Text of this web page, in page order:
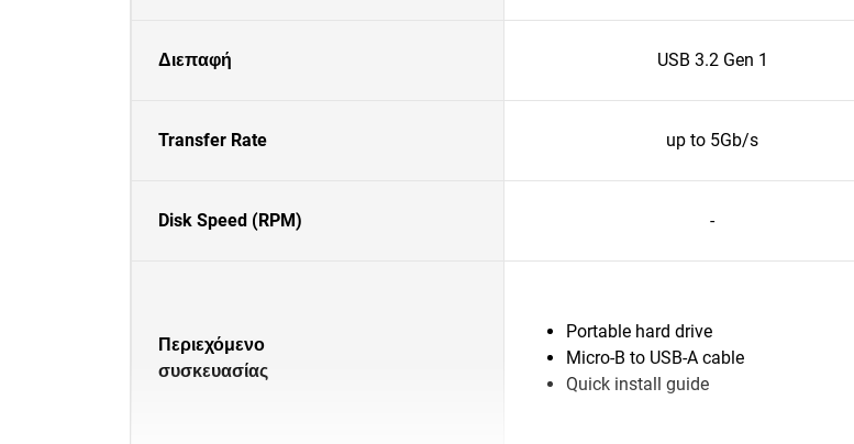
Διεπαφή USB 3.2 Gen 1
Transfer Rate up to 5Gb/s
Disk Speed (RPM) -
Περιεχόμενο
συσκευασίας
Portable hard drive
Micro-B to USB-A cable
Quick install guide